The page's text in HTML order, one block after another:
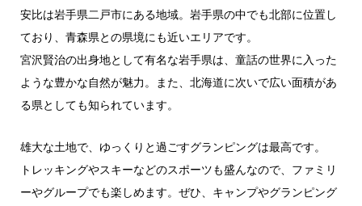
安比は岩手県二戸市にある地域。岩手県の中でも北部に位置し
ており、青森県との県境にも近いエリアです。
宮沢賢治の出身地として有名な岩手県は、童話の世界に入った
ような豊かな自然が魅力。また、北海道に次いで広い面積があ
る県としても知られています。
雄大な土地で、ゆっくりと過ごすグランピングは最高です。
トレッキングやスキーなどのスポーツも盛んなので、ファミリ
ーやグループでも楽しめます。ぜひ、キャンプやグランピング